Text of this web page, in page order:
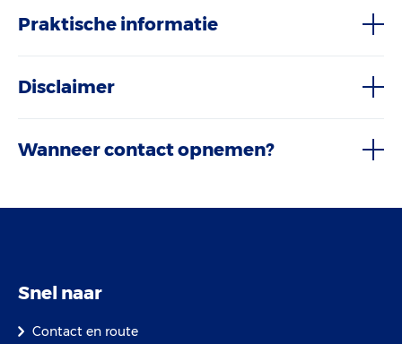
Praktische informatie
Disclaimer
Wanneer contact opnemen?
Snel naar
Contact en route